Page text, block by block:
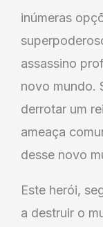
inúmeras
assassino
novo mundo.
derrotar um
ameaça
desse novo
Este herói,
a destruir o